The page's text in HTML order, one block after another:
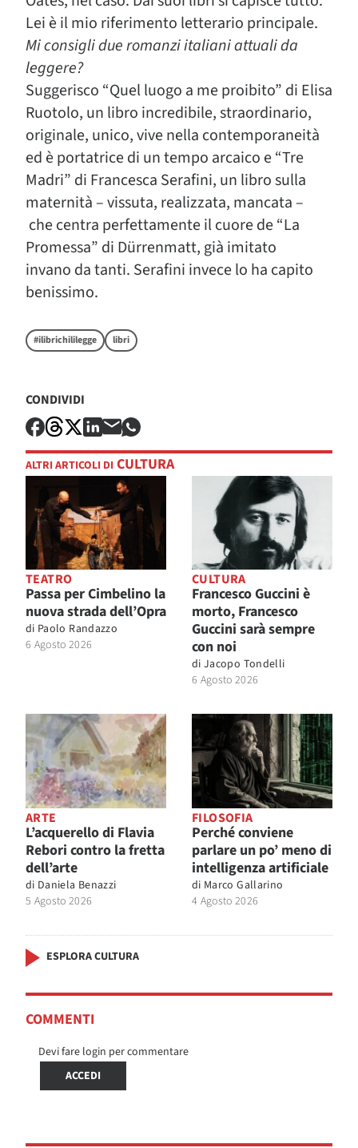
Lei è il mio riferimento letterario principale.
Mi consigli due romanzi italiani attuali da
leggere?
Suggerisco “Quel luogo a me proibito” di Elisa
Ruotolo, un libro incredibile, straordinario,
originale, unico, vive nella contemporaneità
ed è portatrice di un tempo arcaico e “Tre
Madri” di Francesca Serafini, un libro sulla
maternità – vissuta, realizzata, mancata –
che centra perfettamente il cuore de “La
Promessa” di Dürrenmatt, già imitato
invano da tanti. Serafini invece lo ha capito
benissimo.
#ilibrichililegge libri
CONDIVIDI
ALTRI ARTICOLI DI CULTURA
TEATRO
Passa per Cimbelino la
nuova strada dell’Opra
di Paolo Randazzo
6 Agosto 2026
CULTURA
Francesco Guccini è
morto, Francesco
Guccini sarà sempre
con noi
di Jacopo Tondelli
6 Agosto 2026
ARTE
L’acquerello di Flavia
Rebori contro la fretta
dell’arte
di Daniela Benazzi
5 Agosto 2026
FILOSOFIA
Perché conviene
parlare un po’ meno di
intelligenza artificiale
di Marco Gallarino
4 Agosto 2026
ESPLORA CULTURA
COMMENTI
Devi fare login per commentare
ACCEDI